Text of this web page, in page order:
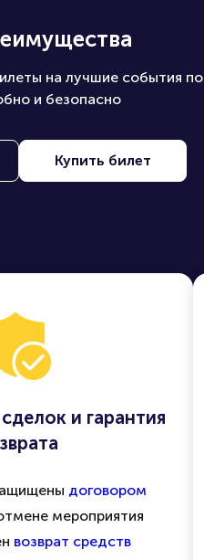
на лучшие события
и безопасно
Купить билет
и гарантия
договором
мероприятия
возврат средств